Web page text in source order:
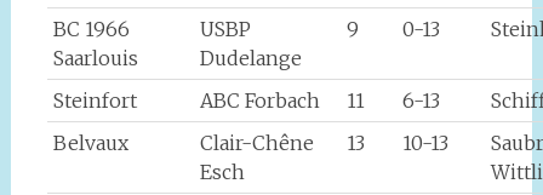
BC 1966
Saarlouis
USBP
Dudelange
9 0-13
Steinfort ABC Forbach 11 6-13
Belvaux
Clair-Chêne
Esch
13 10-13